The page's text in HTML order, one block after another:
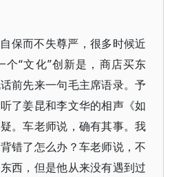
保而不失尊严，很多时候近
“文化”创新是，商店买东
前先来一句毛主席语录。予
了姜昆和李文华的相声《如
。车老师说，确有其事。我
错了怎么办？车老师说，不
西，但是他从来没有遇到过